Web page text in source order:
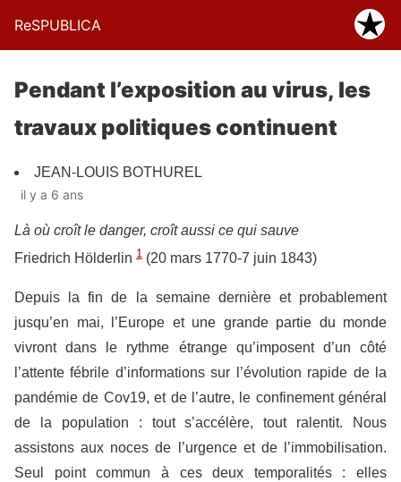
ReSPUBLICA
Pendant l’exposition au virus, les
travaux politiques continuent
JEAN-LOUIS BOTHUREL
il y a 6 ans
Là où croît le danger, croît aussi ce qui sauve
Friedrich Hölderlin 1 (20 mars 1770-7 juin 1843)
Depuis la fin de la semaine dernière et probablement
jusqu’en mai, l’Europe et une grande partie du monde
vivront dans le rythme étrange qu’imposent d’un côté
l’attente fébrile d’informations sur l’évolution rapide de la
pandémie de Cov19, et de l’autre, le confinement général
de la population : tout s’accélère, tout ralentit. Nous
assistons aux noces de l’urgence et de l’immobilisation.
Seul point commun à ces deux temporalités : elles